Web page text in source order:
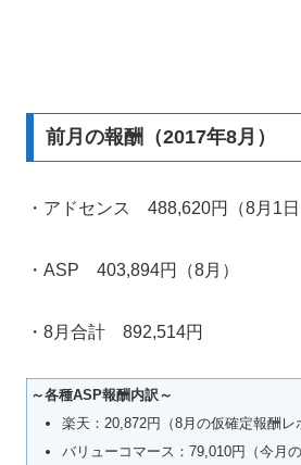
前月の報酬（2017年8月）
・アドセンス 488,620円（8月1日
・ASP 403,894円（8月）
・8月合計 892,514円
～各種ASP報酬内訳～
楽天：20,872円（8月の仮確定報酬レ
バリューコマース：79,010円（今月の